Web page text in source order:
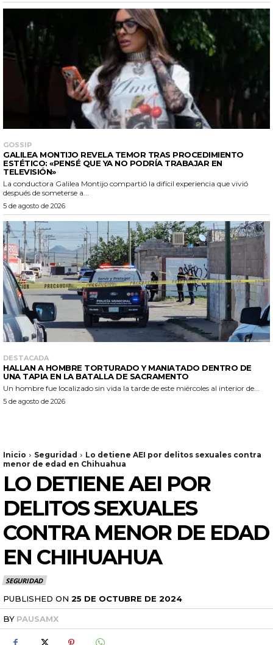
GOSSIP
GALILEA MONTIJO REVELA TEMOR TRAS PROCEDIMIENTO
ESTÉTICO: «PENSÉ QUE YA NO PODRÍA TRABAJAR EN
TELEVISIÓN»
La conductora Galilea Montijo compartió la difícil experiencia que vivió
después de someterse a...
5 de agosto de 2026
DESTACADA
HALLAN A HOMBRE TORTURADO Y MANIATADO DENTRO DE
UNA TAPIA EN LA BATALLA DE SACRAMENTO
Un hombre fue localizado sin vida la tarde de este miércoles al interior de...
5 de agosto de 2026